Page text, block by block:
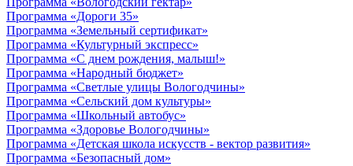
Программа «Дороги 35»
Программа «Земельный сертификат»
Программа «Культурный экспресс»
Программа «С днем рождения, малыш!»
Программа «Народный бюджет»
Программа «Светлые улицы Вологодчины»
Программа «Сельский дом культуры»
Программа «Школьный автобус»
Программа «Здоровье Вологодчины»
Программа «Детская школа искусств - вектор развития»
Программа «Безопасный дом»